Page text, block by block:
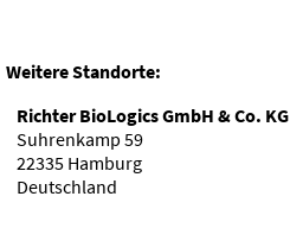
Weitere Standorte:
Richter BioLogics GmbH & Co. KG
Suhrenkamp 59
22335 Hamburg
Deutschland